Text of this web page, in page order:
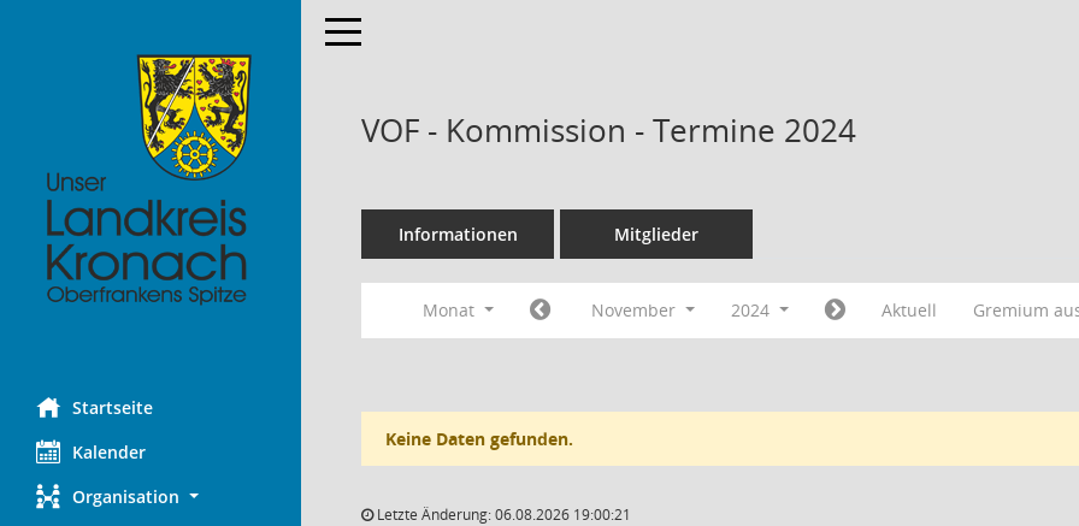
Startseite
Kalender
Organisation
Toggle navigation
VOF - Kommission - Termine 2024
Informationen Mitglieder
Monat November 2024 Aktuell Gremium
Keine Daten gefunden.
Letzte Änderung: 06.08.2026 19:00:21